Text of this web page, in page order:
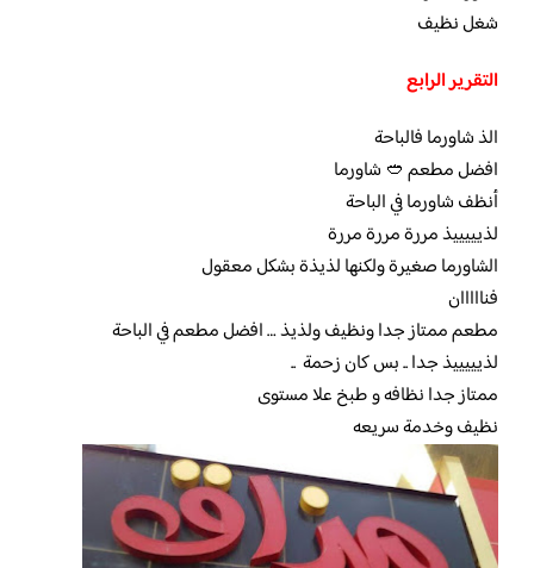
شغل نظيف
التقرير الرابع
الذ شاورما فالباحة
افضل مطعم 🥙 شاورما
أنظف شاورما في الباحة
لذيييييذ مررة مررة مررة
الشاورما صغيرة ولكنها لذيذة بشكل معقول
فنااااان
مطعم ممتاز جدا ونظيف ولذيذ … افضل مطعم في الباحة
لذيييييذ جدا .. بس كان زحمة ..
ممتاز جدا نظافه و طبخ علا مستوى
نظيف وخدمة سريعه